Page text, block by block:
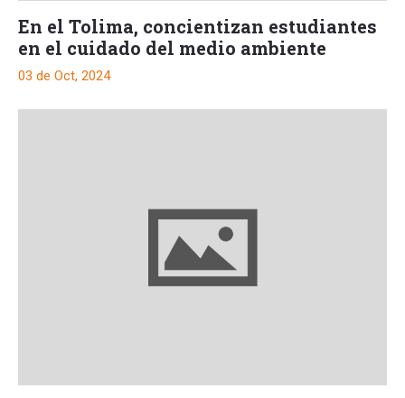
En el Tolima, concientizan estudiantes
en el cuidado del medio ambiente
03 de Oct, 2024